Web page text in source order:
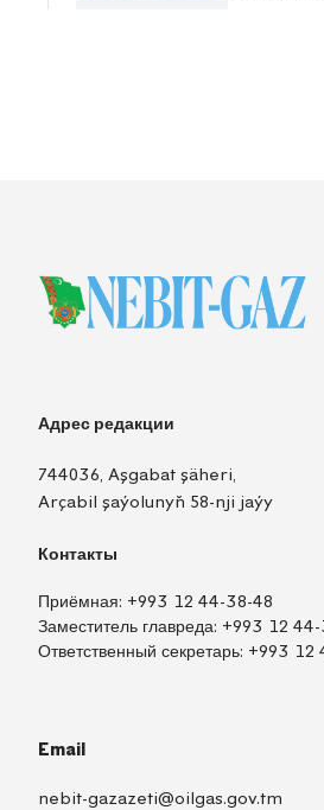
Адрес редакции
744036, Aşgabat şäheri,
Arçabil şaýolunyň 58-nji jaýy
Контакты
Приёмная: +993 12 44-38-48
Заместитель главреда: +993 12
Ответственный секретарь: +993 12
Email
nebit-gazazeti@oilgas.gov.tm